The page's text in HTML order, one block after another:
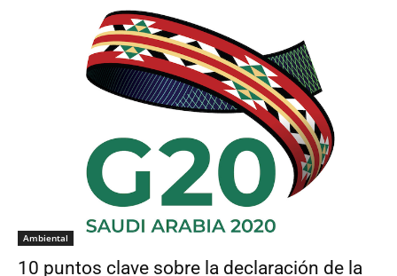
Ambiental
10 puntos clave sobre la declaración de la